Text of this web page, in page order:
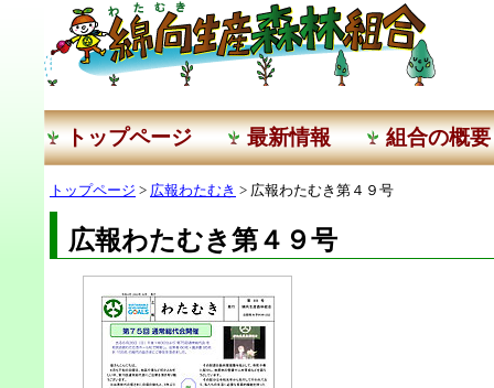
トップページ 最新情報 組合の概要
トップページ > 広報わたむき > 広報わたむき第４９号
広報わたむき第４９号